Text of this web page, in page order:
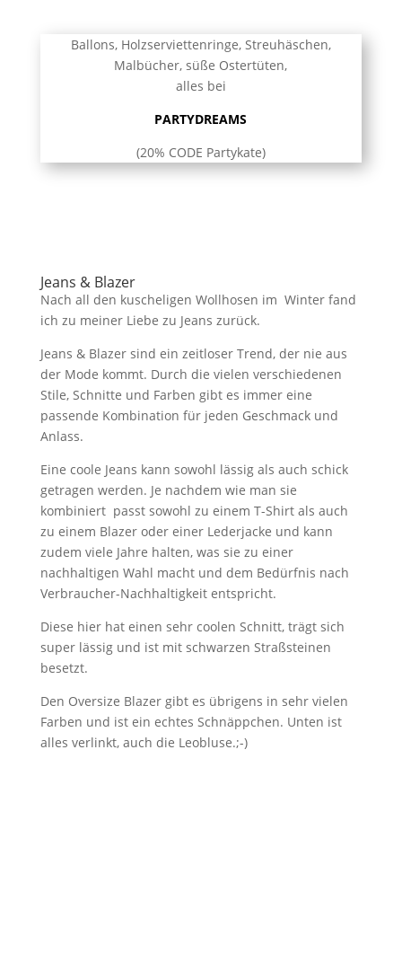
Ballons, Holzserviettenringe, Streuhäschen,
Malbücher, süße Ostertüten,
alles bei
PARTYDREAMS
(20% CODE Partykate)
Jeans & Blazer
Nach all den kuscheligen Wollhosen im Winter fand
ich zu meiner Liebe zu Jeans zurück.
Jeans & Blazer sind ein zeitloser Trend, der nie aus
der Mode kommt. Durch die vielen verschiedenen
Stile, Schnitte und Farben gibt es immer eine
passende Kombination für jeden Geschmack und
Anlass.
Eine coole Jeans kann sowohl lässig als auch schick
getragen werden. Je nachdem wie man sie
kombiniert passt sowohl zu einem T-Shirt als auch
zu einem Blazer oder einer Lederjacke und kann
zudem viele Jahre halten, was sie zu einer
nachhaltigen Wahl macht und dem Bedürfnis nach
Verbraucher-Nachhaltigkeit entspricht.
Diese hier hat einen sehr coolen Schnitt, trägt sich
super lässig und ist mit schwarzen Straßsteinen
besetzt.
Den Oversize Blazer gibt es übrigens in sehr vielen
Farben und ist ein echtes Schnäppchen. Unten ist
alles verlinkt, auch die Leobluse.;-)